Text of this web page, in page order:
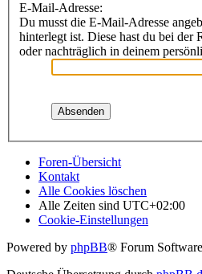
E-Mail-Adresse:
Du musst die E-Mail-Adresse
hinterlegt ist. Diese hast du bei der
oder nachträglich in deinem
Foren-Übersicht
Kontakt
Alle Cookies löschen
Alle Zeiten sind UTC+02:00
Cookie-Einstellungen
Powered by phpBB® Forum